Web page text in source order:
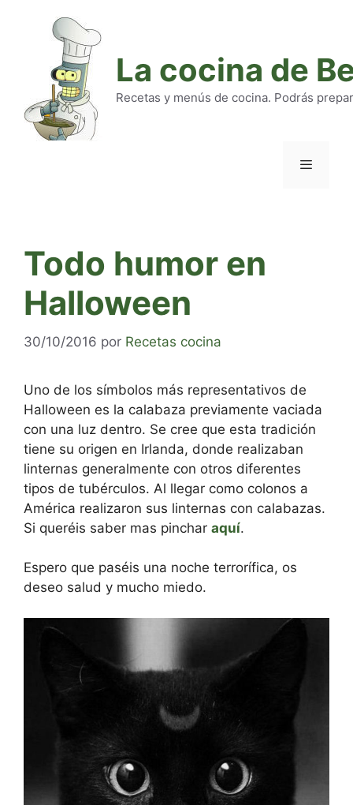
La cocina de
Recetas y menús de cocina. Podrás
Todo humor en
Halloween
30/10/2016 por Recetas cocina
Uno de los símbolos más representativos de
Halloween es la calabaza previamente vaciada
con una luz dentro. Se cree que esta tradición
tiene su origen en Irlanda, donde realizaban
linternas generalmente con otros diferentes
tipos de tubérculos. Al llegar como colonos a
América realizaron sus linternas con calabazas.
Si queréis saber mas pinchar aquí.
Espero que paséis una noche terrorífica, os
deseo salud y mucho miedo.